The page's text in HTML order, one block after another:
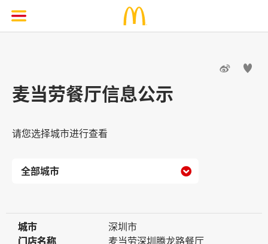
 
麦当劳餐厅信息公示
请您选择城市进行查看

城市
城市
深圳市
门店名称
门店名称
麦当劳深圳腾龙路餐厅